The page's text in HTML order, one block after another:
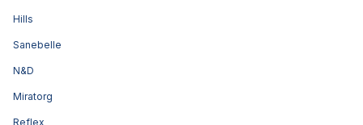
Hills
Sanebelle
N&D
Miratorg
Reflex